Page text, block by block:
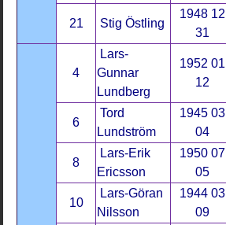
21 Stig Östling
1948 12
31
4
Lars-
Gunnar
Lundberg
1952 01
12
6
Tord
Lundström
1945 03
04
8
Lars-Erik
Ericsson
1950 07
05
10
Lars-Göran
Nilsson
1944 03
09